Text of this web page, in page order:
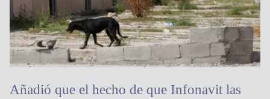
Añadió que el hecho de que Infonavit las